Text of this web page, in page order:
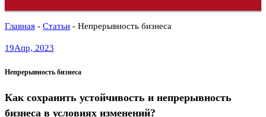
Главная - Статьи - Непрерывность бизнеса
19Апр, 2023
Непрерывность бизнеса
Как сохранить устойчивость и непрерывность
бизнеса в условиях изменений?